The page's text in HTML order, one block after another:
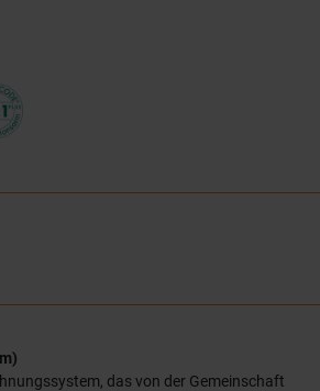
das von der Gemeinschaft